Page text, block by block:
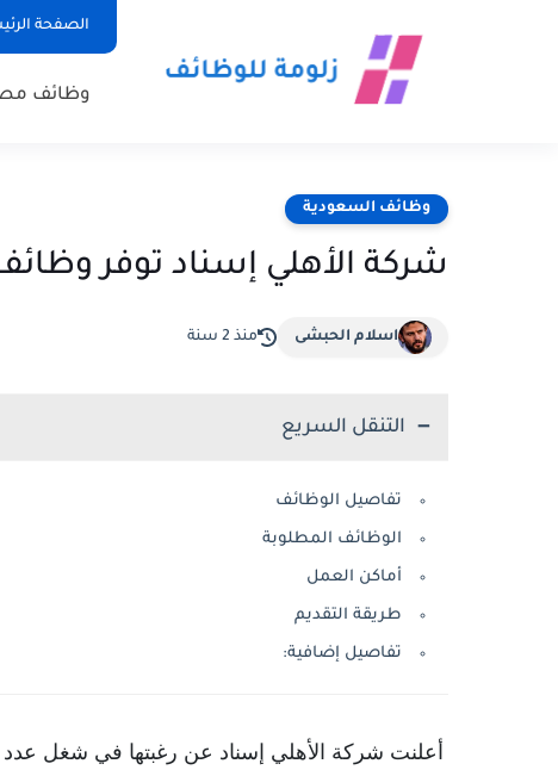
الصفحة
وظائف
وظائف السعودية
شركة الأهلي إسناد توفر
اسلام الحبشى منذ 2 سنة
التنقل السريع
تفاصيل الوظائف
الوظائف المطلوبة
أماكن العمل
طريقة التقديم
تفاصيل إضافية:
أعلنت شركة الأهلي إسناد عن رغبتها في شغل